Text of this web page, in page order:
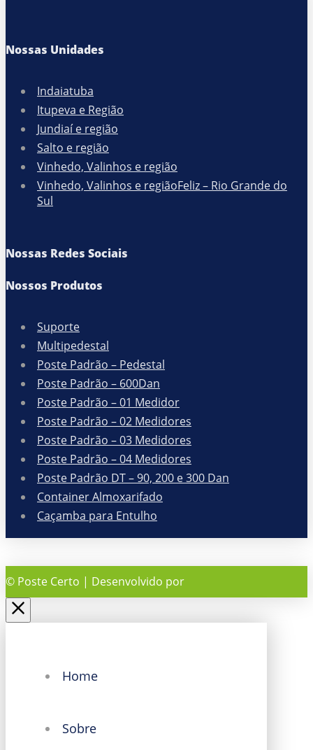
Nossas Unidades
Indaiatuba
Itupeva e Região
Jundiaí e região
Salto e região
Vinhedo, Valinhos e região
Vinhedo, Valinhos e regiãoFeliz – Rio Grande do
Sul
Nossas Redes Sociais
Nossos Produtos
Suporte
Multipedestal
Poste Padrão – Pedestal
Poste Padrão – 600Dan
Poste Padrão – 01 Medidor
Poste Padrão – 02 Medidores
Poste Padrão – 03 Medidores
Poste Padrão – 04 Medidores
Poste Padrão DT – 90, 200 e 300 Dan
Container Almoxarifado
Caçamba para Entulho
© Poste Certo | Desenvolvido por
Home
Sobre